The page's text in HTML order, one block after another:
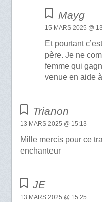
Mayg
15 MARS 2025 @
Et pourtant
père. Je ne
femme qui
venue en aide
Trianon
13 MARS 2025 @ 15:13
Mille mercis pour ce
enchanteur
JE
13 MARS 2025 @ 15:25